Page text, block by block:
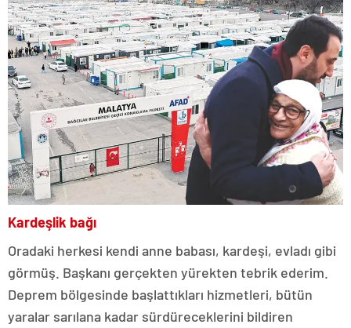
Kardeşlik bağı
Oradaki herkesi kendi anne babası, kardeşi, evladı gibi
görmüş. Başkanı gerçekten yürekten tebrik ederim.
Deprem bölgesinde başlattıkları hizmetleri, bütün
yaralar sarılana kadar sürdüreceklerini bildiren